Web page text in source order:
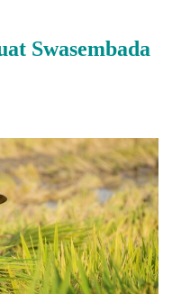
Swasembada